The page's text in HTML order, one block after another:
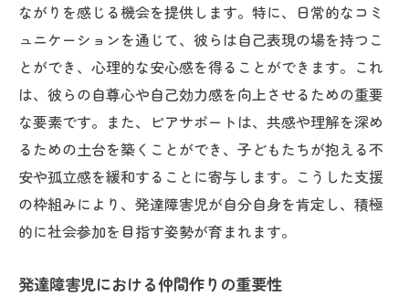
ながりを感じる機会を提供します。特に、日常的なコミ
ュニケーションを通じて、彼らは自己表現の場を持つこ
とができ、心理的な安心感を得ることができます。これ
は、彼らの自尊心や自己効力感を向上させるための重要
な要素です。また、ピアサポートは、共感や理解を深め
るための土台を築くことができ、子どもたちが抱える不
安や孤立感を緩和することに寄与します。こうした支援
の枠組みにより、発達障害児が自分自身を肯定し、積極
的に社会参加を目指す姿勢が育まれます。
発達障害児における仲間作りの重要性